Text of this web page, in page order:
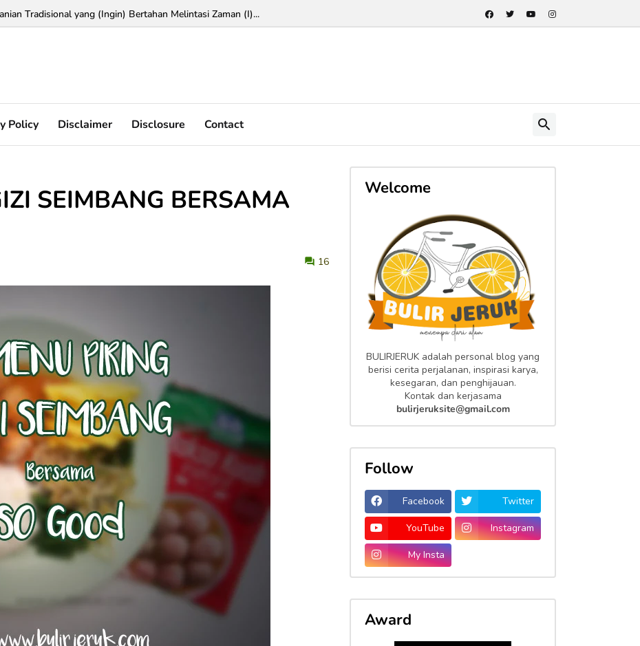
Tradisional yang (Ingin) Bertahan Melintasi Zaman (I)...
Policy Disclaimer Disclosure Contact
SEIMBANG BERSAMA
16
Welcome
BULIRJERUK adalah personal blog yang
berisi cerita perjalanan, inspirasi karya,
kesegaran, dan penghijauan.
Kontak dan kerjasama
bulirjeruksite@gmail.com
Follow
Facebook Twitter
YouTube Instagram
My Insta
Award